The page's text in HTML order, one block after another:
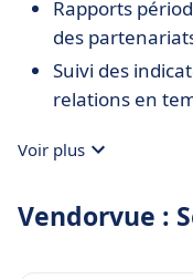
Rapports
des
Suivi des
relations en
Voir plus
Vendorvue :